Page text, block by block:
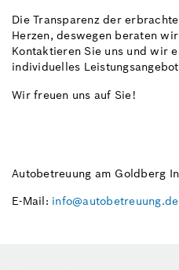
Die Transparenz der
Herzen, deswegen beraten
Kontaktieren Sie uns und wir
individuelles
Wir freuen uns auf Sie!
Autobetreuung am Goldberg
E-Mail: info@autobetreuung.de